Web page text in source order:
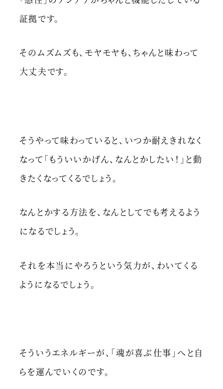
証拠です。
そのムズムズも、モヤモヤも、ちゃんと味わって
大丈夫です。
そうやって味わっていると、いつか耐えきれなく
なって「もういいかげん、なんとかしたい！」と動
きたくなってくるでしょう。
なんとかする方法を、なんとしてでも考えるよう
になるでしょう。
それを本当にやろうという気力が、わいてくる
ようになるでしょう。
そういうエネルギーが、「魂が喜ぶ仕事」へと自
らを運んでいくのです。